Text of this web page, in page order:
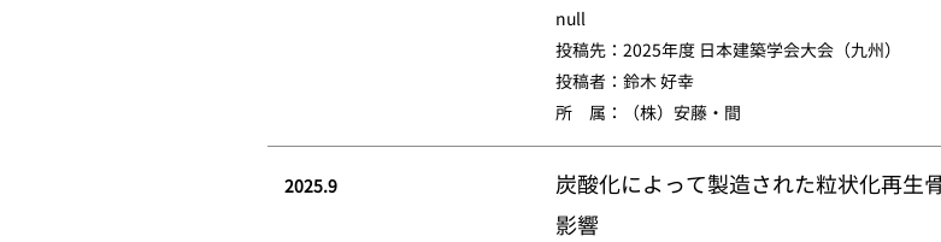
null
投稿先：2025年度 日本建築学会大会（九州）
投稿者：鈴木 好幸
所 属：（株）安藤・間
2025.9
炭酸化によって製造された粒状化再生
影響